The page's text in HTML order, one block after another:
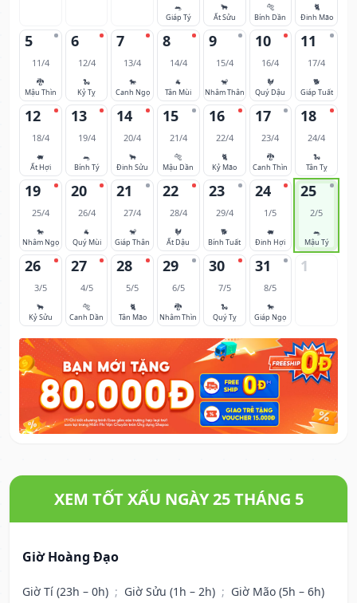
🐀
Giáp Tý
🐂
Ất Sửu
🐅
Bính Dần
🐈
Đinh Mão
5
11/4
🐉
Mậu Thìn
6
12/4
🐍
Kỷ Tỵ
7
13/4
🐎
Canh Ngọ
8
14/4
🐐
Tân Mùi
9
15/4
🐒
Nhâm Thân
10
16/4
🐓
Quý Dậu
11
17/4
🐕
Giáp Tuất
12
18/4
🐖
Ất Hợi
13
19/4
🐀
Bính Tý
14
20/4
🐂
Đinh Sửu
15
21/4
🐅
Mậu Dần
16
22/4
🐈
Kỷ Mão
17
23/4
🐉
Canh Thìn
18
24/4
🐍
Tân Tỵ
19
25/4
🐎
Nhâm Ngọ
20
26/4
🐐
Quý Mùi
21
27/4
🐒
Giáp Thân
22
28/4
🐓
Ất Dậu
23
29/4
🐕
Bính Tuất
24
1/5
🐖
Đinh Hợi
25
2/5
🐀
Mậu Tý
26
3/5
🐂
Kỷ Sửu
27
4/5
🐅
Canh Dần
28
5/5
🐈
Tân Mão
29
6/5
🐉
Nhâm Thìn
30
7/5
🐍
Quý Tỵ
31
8/5
🐎
Giáp Ngọ
1
XEM TỐT XẤU NGÀY 25 THÁNG 5
Giờ Hoàng Đạo
Giờ Tí (23h – 0h) ; Giờ Sửu (1h – 2h) ; Giờ Mão (5h – 6h)